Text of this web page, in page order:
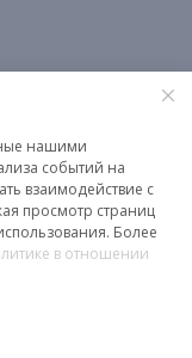
нашими
событий на
взаимодействие с
просмотр страниц
Более
в отношении